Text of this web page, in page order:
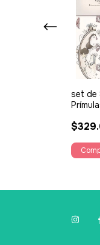
set de